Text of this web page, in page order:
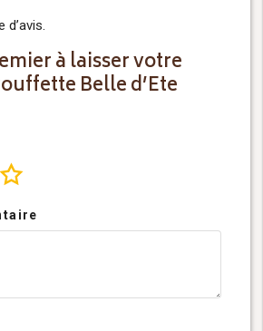
d’avis.
à laisser votre
Belle d’Ete